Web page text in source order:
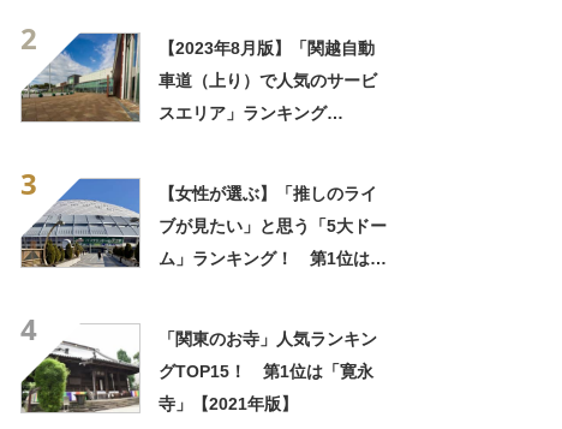
2
【2023年8月版】「関越自動
車道（上り）で人気のサービ
スエリア」ランキング
3
【女性が選ぶ】「推しのライ
ブが見たい」と思う「5大ドー
ム」ランキング！ 第1位は
4
「関東のお寺」人気ランキン
グTOP15！ 第1位は「寛永
寺」【2021年版】